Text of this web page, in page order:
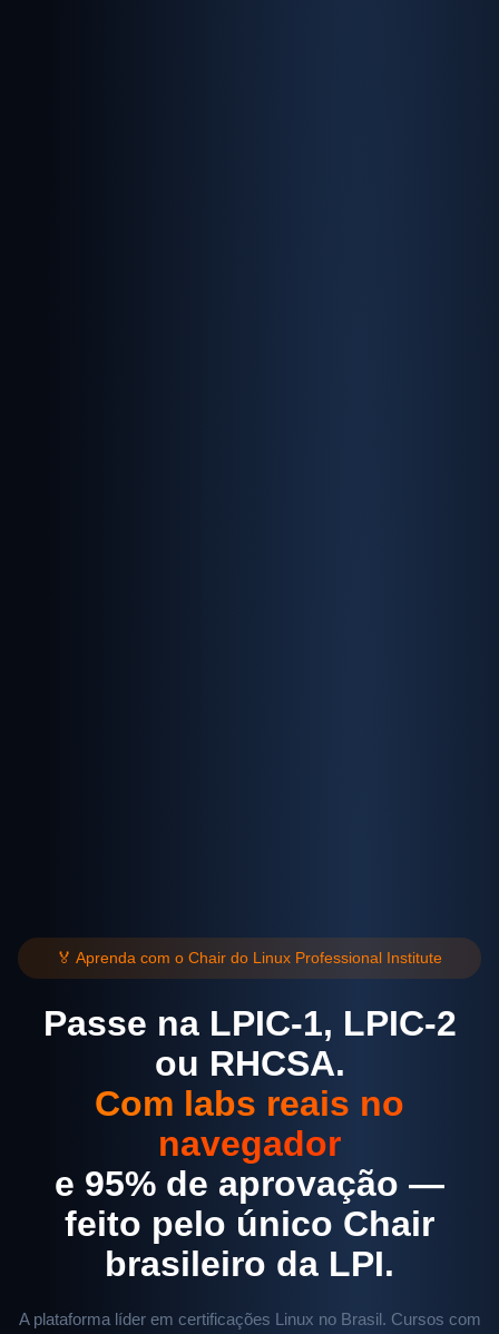
🏅 Aprenda com o Chair do Linux Professional Institute
Passe na LPIC-1, LPIC-2
ou RHCSA.
Com labs reais no
navegador
e 95% de aprovação —
feito pelo único Chair
brasileiro da LPI.
A plataforma líder em certificações Linux no Brasil. Cursos com